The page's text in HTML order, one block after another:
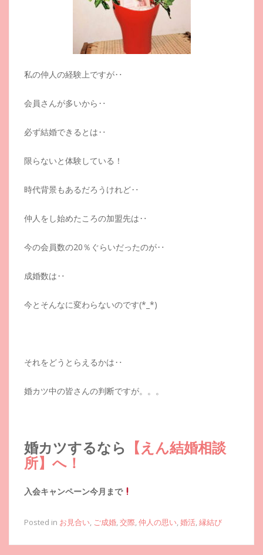
私の仲人の経験上ですが‥
会員さんが多いから‥
必ず結婚できるとは‥
限らないと体験している！
時代背景もあるだろうけれど‥
仲人をし始めたころの加盟先は‥
今の会員数の20％ぐらいだったのが‥
成婚数は‥
今とそんなに変わらないのです(*_*)
それをどうとらえるかは‥
婚カツ中の皆さんの判断ですが。。。
婚カツするなら
【えん結婚相談
所】へ！
入会キャンペーン今月まで
Posted in お見合い, ご成婚,交際,仲人の思い,婚活,縁結び